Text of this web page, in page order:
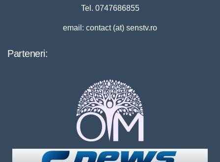
Tel. 0747686855
email: contact (at) senstv.ro
Parteneri: